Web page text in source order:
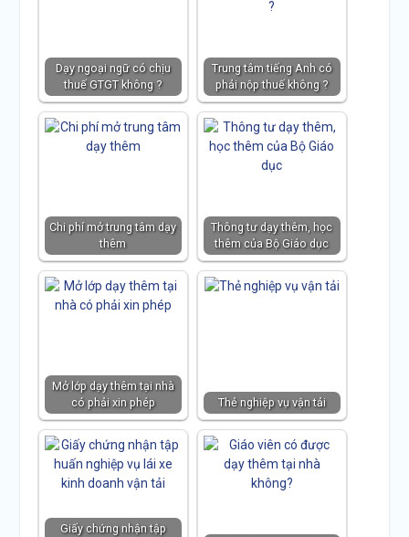
Dạy ngoại ngữ có chịu
thuế GTGT không ?
Trung tâm tiếng Anh có
phải nộp thuế không ?
Chi phí mở trung tâm dạy
thêm
Thông tư dạy thêm, học
thêm của Bộ Giáo dục
Mở lớp dạy thêm tại nhà
có phải xin phép
Thẻ nghiệp vụ vận tải
Giấy chứng nhận tập